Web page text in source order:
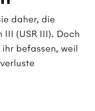
daher, die
(USR III). Doch
befassen, weil